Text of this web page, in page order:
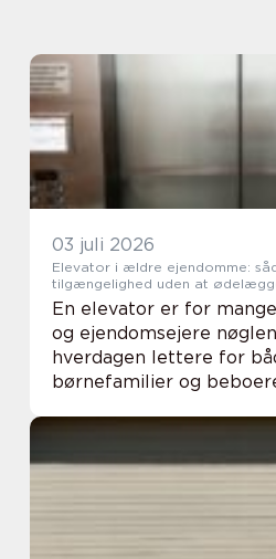
03 juli 2026
Elevator i ældre ejendomme:
tilgængelighed uden at
En elevator er for
og ejendomsejere
hverdagen lettere for
børnefamilier og
af nye løsning...